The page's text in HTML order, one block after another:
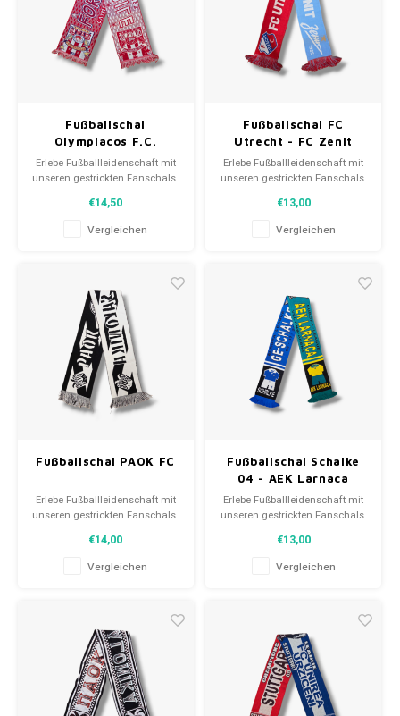
Fußballschal
Olympiacos F.C.
Erlebe Fußballleidenschaft mit
unseren gestrickten Fanschals.
Spielernamen, jedes erzählt
eine Geschichte. Wähle aus
gebrauchten und neuen Schals
Deine Quelle für einzigartige
Fanschals!
€14,50
Vergleichen
Fußballschal FC
Utrecht - FC Zenit
Erlebe Fußballleidenschaft mit
unseren gestrickten Fanschals.
Spielernamen, jedes erzählt
eine Geschichte. Wähle aus
gebrauchten und neuen Schals
Deine Quelle für einzigartige
Fanschals!
€13,00
Vergleichen
Fußballschal PAOK FC
Erlebe Fußballleidenschaft mit
unseren gestrickten Fanschals.
Spielernamen, jedes erzählt
eine Geschichte. Wähle aus
gebrauchten und neuen Schals
Deine Quelle für einzigartige
Fanschals!
€14,00
Vergleichen
Fußballschal Schalke
04 - AEK Larnaca
Erlebe Fußballleidenschaft mit
unseren gestrickten Fanschals.
Spielernamen, jedes erzählt
eine Geschichte. Wähle aus
gebrauchten und neuen Schals
Deine Quelle für einzigartige
Fanschals!
€13,00
Vergleichen